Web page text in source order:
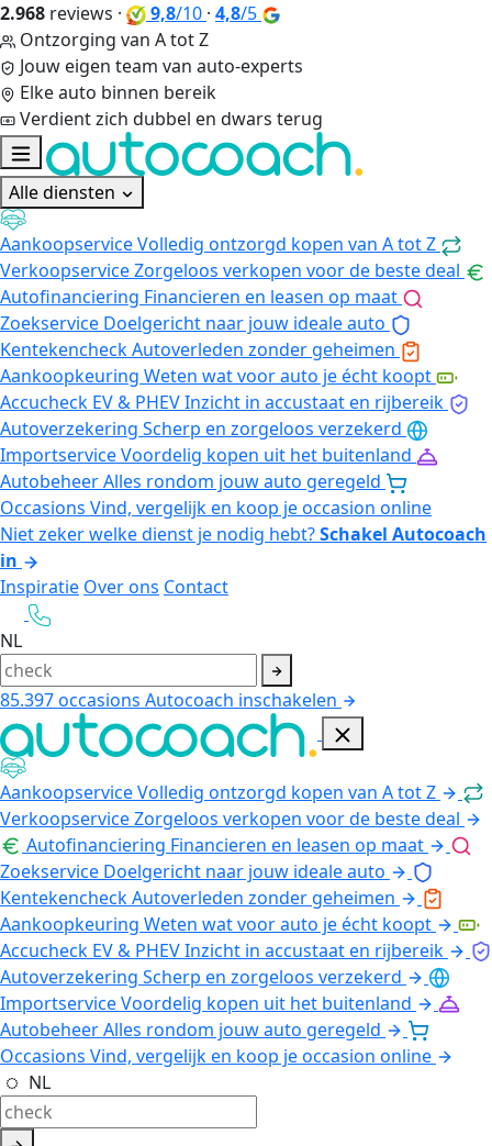
2.968 reviews · 9,8/10 · 4,8/5
Ontzorging van A tot Z
Jouw eigen team van auto-experts
Elke auto binnen bereik
Verdient zich dubbel en dwars terug
Alle diensten
AankoopserviceVolledig ontzorgd kopen van A tot Z
VerkoopserviceZorgeloos verkopen voor de beste deal
Autofinanciering Financieren en leasen op maat
Zoekservice Doelgericht naar jouw ideale auto
KentekencheckAutoverleden zonder geheimen
Aankoopkeuring Weten wat voor auto je écht koopt
Accucheck EV & PHEVInzicht in accustaat en rijbereik
Autoverzekering Scherp en zorgeloos verzekerd
ImportserviceVoordelig kopen uit het buitenland
AutobeheerAlles rondom jouw auto geregeld
Occasions Vind, vergelijk en koop je occasion online
Niet zeker welke dienst je nodig hebt?Schakel Autocoach
in
Inspiratie Over ons Contact
NL
85.397occasions Autocoach inschakelen
AankoopserviceVolledig ontzorgd kopen van A tot Z
VerkoopserviceZorgeloos verkopen voor de beste deal
Autofinanciering Financieren en leasen op maat
Zoekservice Doelgericht naar jouw ideale auto
KentekencheckAutoverleden zonder geheimen
Aankoopkeuring Weten wat voor auto je écht koopt
Accucheck EV & PHEVInzicht in accustaat en rijbereik
Autoverzekering Scherp en zorgeloos verzekerd
ImportserviceVoordelig kopen uit het buitenland
AutobeheerAlles rondom jouw auto geregeld
Occasions Vind, vergelijk en koop je occasion online
NL